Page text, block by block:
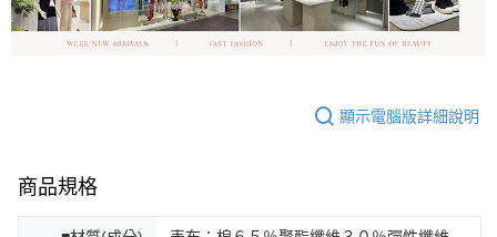
顯示電腦版詳細說明
商品規格